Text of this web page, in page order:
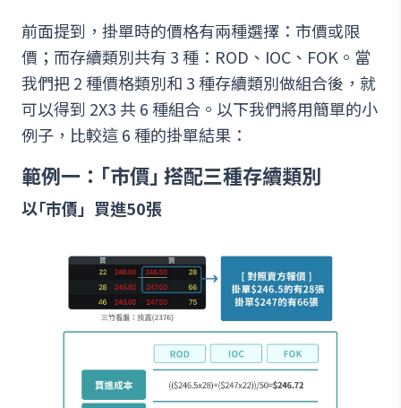
前面提到，掛單時的價格有兩種選擇：市價或限
價；而存續類別共有 3 種：ROD、IOC、FOK。當
我們把 2 種價格類別和 3 種存續類別做組合後，就
可以得到 2X3 共 6 種組合。以下我們將用簡單的小
例子，比較這 6 種的掛單結果：
範例一：｢市價｣ 搭配三種存續類別
以｢市價」買進50張